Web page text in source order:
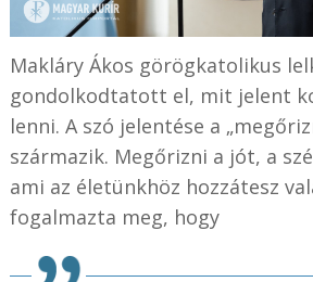
Makláry Ákos görögkatolikus
gondolkodtatott el, mit jelent
lenni. A szó jelentése a
származik. Megőrizni a jót, a
ami az életünkhöz hozzátesz
fogalmazta meg, hogy